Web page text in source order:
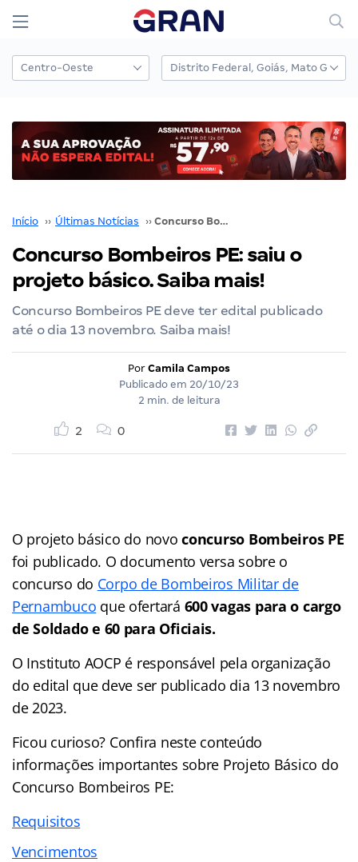
Início ›› Últimas Notícias ›› Concurso Bombeiros PE: saiu o projeto básico. Saiba mais!
Concurso Bombeiros PE: saiu o
projeto básico. Saiba mais!
Concurso Bombeiros PE deve ter edital publicado
até o dia 13 novembro. Saiba mais!
Por Camila Campos
Publicado em 20/10/23
2 min. de leitura
2 0
O projeto básico do novoconcurso Bombeiros PE
foi publicado. O documento versa sobre o
concurso do Corpo de Bombeiros Militar de
Pernambuco que ofertará 600 vagas para o cargo
de Soldadoe 60 para Oficiais.
O Instituto AOCP é responsável pela organização
do edital que deve ser publicado dia 13 novembro
de 2023.
Ficou curioso? Confira neste conteúdo
informações importantes sobre Projeto Básico do
Concurso Bombeiros PE:
Requisitos
Vencimentos